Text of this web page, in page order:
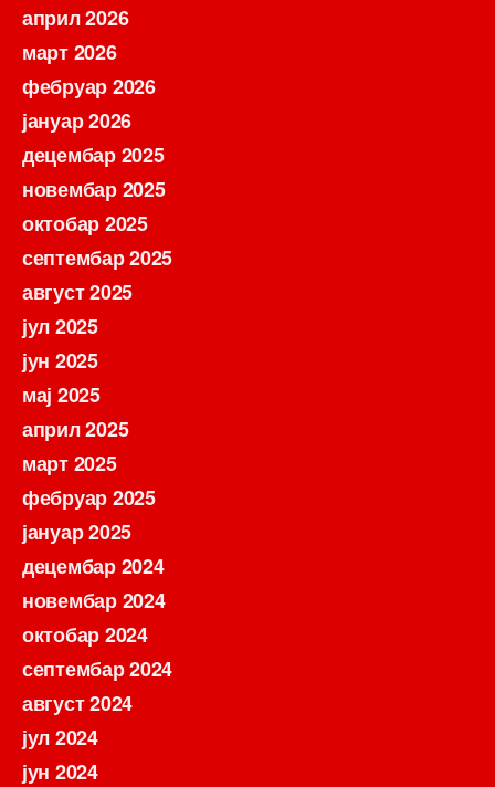
април 2026
март 2026
фебруар 2026
јануар 2026
децембар 2025
новембар 2025
октобар 2025
септембар 2025
август 2025
јул 2025
јун 2025
мај 2025
април 2025
март 2025
фебруар 2025
јануар 2025
децембар 2024
новембар 2024
октобар 2024
септембар 2024
август 2024
јул 2024
јун 2024